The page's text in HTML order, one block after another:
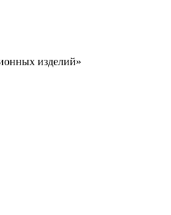
изделий»